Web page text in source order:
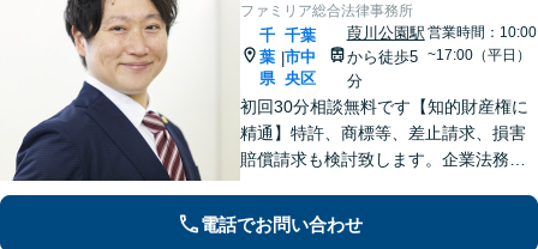
ファミリア総合法律事務所
千
葉
県
|
千葉
市中
央区
葭川公園駅
から徒歩5
分
営業時間：10:00
~17:00（平日）
初回30分相談無料です【知的財産権に
精通】特許、商標等、差止請求、損害
賠償請求も検討致します。企業法務・
動産など分野の区別なく、複雑・特殊
な事案でも全力で対応します。千葉県
電話でお問い合わせ